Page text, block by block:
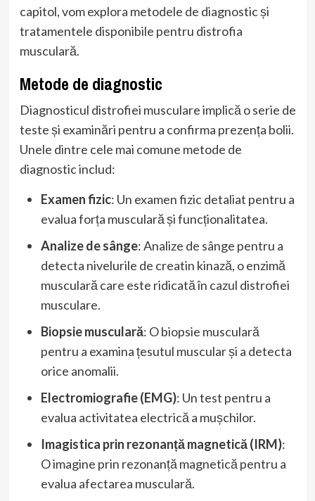
capitol, vom explora metodele de diagnostic și
tratamentele disponibile pentru distrofia
musculară.
Metode de diagnostic
Diagnosticul distrofiei musculare implică o serie de
teste și examinări pentru a confirma prezența bolii.
Unele dintre cele mai comune metode de
diagnostic includ:
Examen fizic: Un examen fizic detaliat pentru a
evalua forța musculară și funcționalitatea.
Analize de sânge: Analize de sânge pentru a
detecta nivelurile de creatin kinază, o enzimă
musculară care este ridicată în cazul distrofiei
musculare.
Biopsie musculară: O biopsie musculară
pentru a examina țesutul muscular și a detecta
orice anomalii.
Electromiografie (EMG): Un test pentru a
evalua activitatea electrică a mușchilor.
Imagistica prin rezonanță magnetică (IRM):
O imagine prin rezonanță magnetică pentru a
evalua afectarea musculară.